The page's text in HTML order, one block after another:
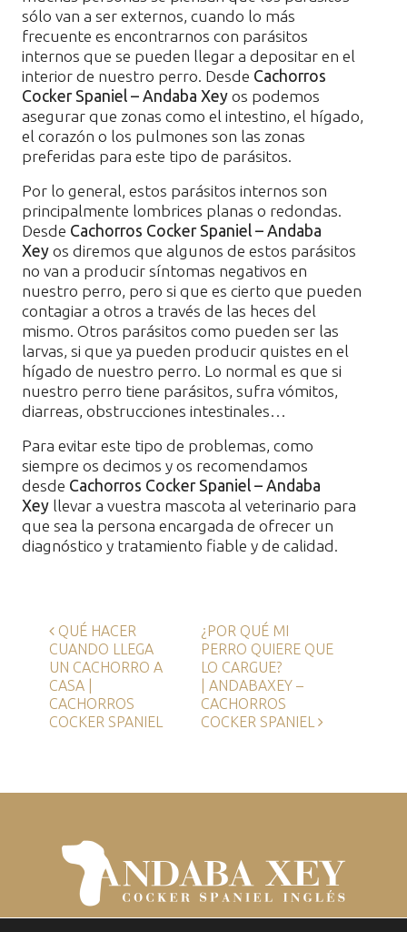
sólo van a ser externos, cuando lo más
frecuente es encontrarnos con parásitos
internos que se pueden llegar a depositar en el
interior de nuestro perro. Desde Cachorros
Cocker Spaniel – Andaba Xey os podemos
asegurar que zonas como el intestino, el hígado,
el corazón o los pulmones son las zonas
preferidas para este tipo de parásitos.
Por lo general, estos parásitos internos son
principalmente lombrices planas o redondas.
Desde Cachorros Cocker Spaniel – Andaba
Xey os diremos que algunos de estos parásitos
no van a producir síntomas negativos en
nuestro perro, pero si que es cierto que pueden
contagiar a otros a través de las heces del
mismo. Otros parásitos como pueden ser las
larvas, si que ya pueden producir quistes en el
hígado de nuestro perro. Lo normal es que si
nuestro perro tiene parásitos, sufra vómitos,
diarreas, obstrucciones intestinales…
Para evitar este tipo de problemas, como
siempre os decimos y os recomendamos
desde Cachorros Cocker Spaniel – Andaba
Xey llevar a vuestra mascota al veterinario para
que sea la persona encargada de ofrecer un
diagnóstico y tratamiento fiable y de calidad.
Navegación de entradas
QUÉ HACER
CUANDO LLEGA
UN CACHORRO A
CASA |
CACHORROS
COCKER SPANIEL
¿POR QUÉ MI
PERRO QUIERE QUE
LO CARGUE?
| ANDABAXEY –
CACHORROS
COCKER SPANIEL